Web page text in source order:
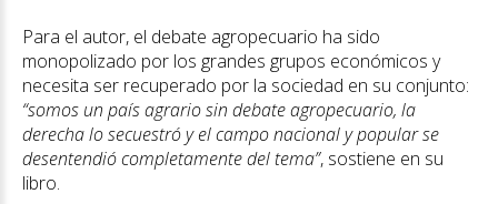
Para el autor, el debate agropecuario ha sido
monopolizado por los grandes grupos económicos y
necesita ser recuperado por la sociedad en su conjunto:
“somos un país agrario sin debate agropecuario, la
derecha lo secuestró y el campo nacional y popular se
desentendió completamente del tema”, sostiene en su
libro.